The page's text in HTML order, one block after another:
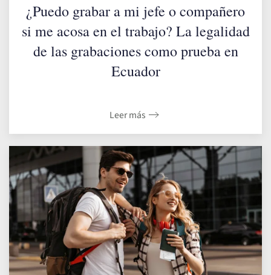
¿Puedo grabar a mi jefe o compañero
si me acosa en el trabajo? La legalidad
de las grabaciones como prueba en
Ecuador
Leer más